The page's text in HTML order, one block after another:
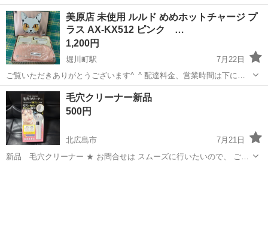
舗） 総合リサイクルショップ ★ユーズドグッズマーケット★ アウト
レットモノハウス西岡店です。 日立保湿サポート器 CM-N840 2016
年製 ヒ...
北海道 札幌市 月寒中央駅 美容家電 美容機器
美原店 未使用 ルルド めめホットチャージ プ
ラス AX-KX512 ピンク …
1,200円
堀川町駅
7月22日
ご覧いただきありがとうございます^_^ 配達料金、営業時間は下に記
載しております。 説明文お読みの上ご検討宜しくお願い致します🙇 目
元用ホットアイマスクです♪ 未使用品🎶 サイズ W20.5×L10×H1.5㎝ ■
ヘ...
北海道 函館市 堀川町駅 美容家電
毛穴クリーナー新品
500円
北広島市
7月21日
新品 毛穴クリーナー ★ お問合せは スムーズに行いたいので、 ご都